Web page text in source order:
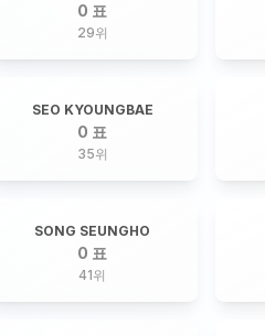
0 표
29위
SEO KYOUNGBAE
0 표
35위
SONG SEUNGHO
0 표
41위